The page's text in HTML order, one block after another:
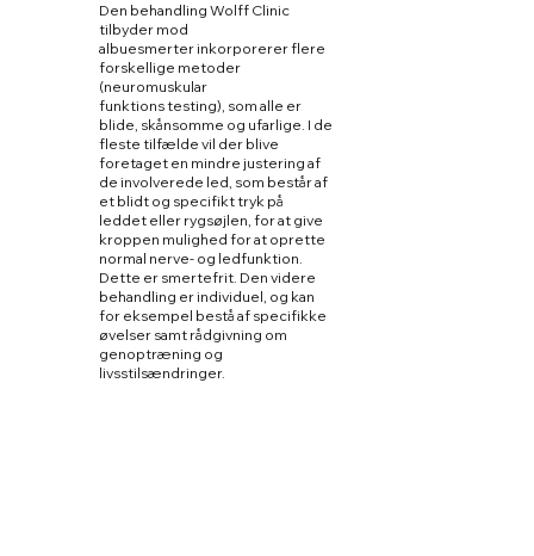
Den behandling Wolff Clinic
tilbyder mod
albuesmerter inkorporerer flere
forskellige metoder
(neuromuskular
funktions testing), som alle er
blide, skånsomme og ufarlige. I de
fleste tilfælde vil der blive
foretaget en mindre justering af
de involverede led, som består af
et blidt og specifikt tryk på
leddet eller rygsøjlen, for at give
kroppen mulighed for at oprette
normal nerve- og ledfunktion.
Dette er smertefrit. Den videre
behandling er individuel, og kan
for eksempel bestå af specifikke
øvelser samt rådgivning om
genoptræning og
livsstilsændringer.